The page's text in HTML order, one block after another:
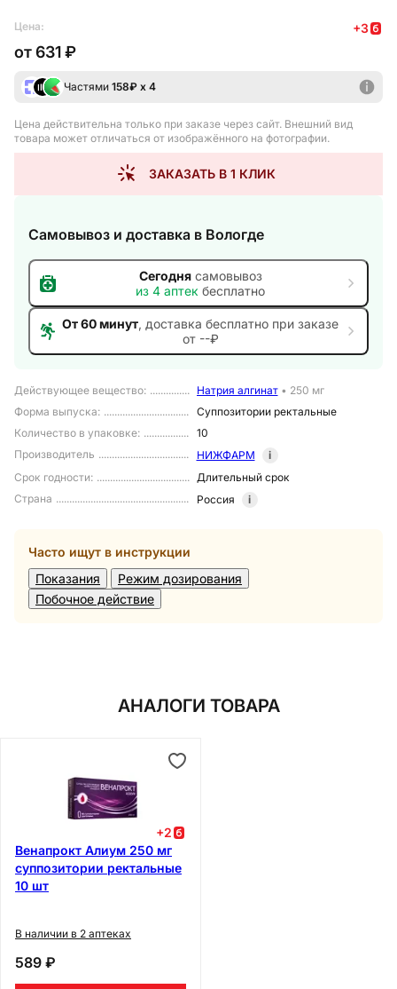
Действующее вещество: Натрия алгинат• 250 мг
Форма выпуска:
Суппозитории ректальные
Количество в упаковке:
10
Производитель
НИЖФАРМ
i
Срок годности:
Длительный срок
Страна
Россия i
Часто ищут в инструкции
Показания
Режим дозирования
Побочное действие
Цена: +3
от631 ₽
Частями 158₽ х 4
Цена действительна только при заказе через сайт. Внешний вид
товара может отличаться от изображённого на фотографии.
ЗАКАЗАТЬ В 1 КЛИК
Самовывоз и доставка в Вологде
Сегоднясамовывоз
из 4 аптек бесплатно
От 60 минут, доставка бесплатно при заказе
от --₽
АНАЛОГИ ТОВАРА
+2
Венапрокт Алиум 250 мг
суппозитории ректальные
10 шт
В наличии в 2 аптеках
589 ₽